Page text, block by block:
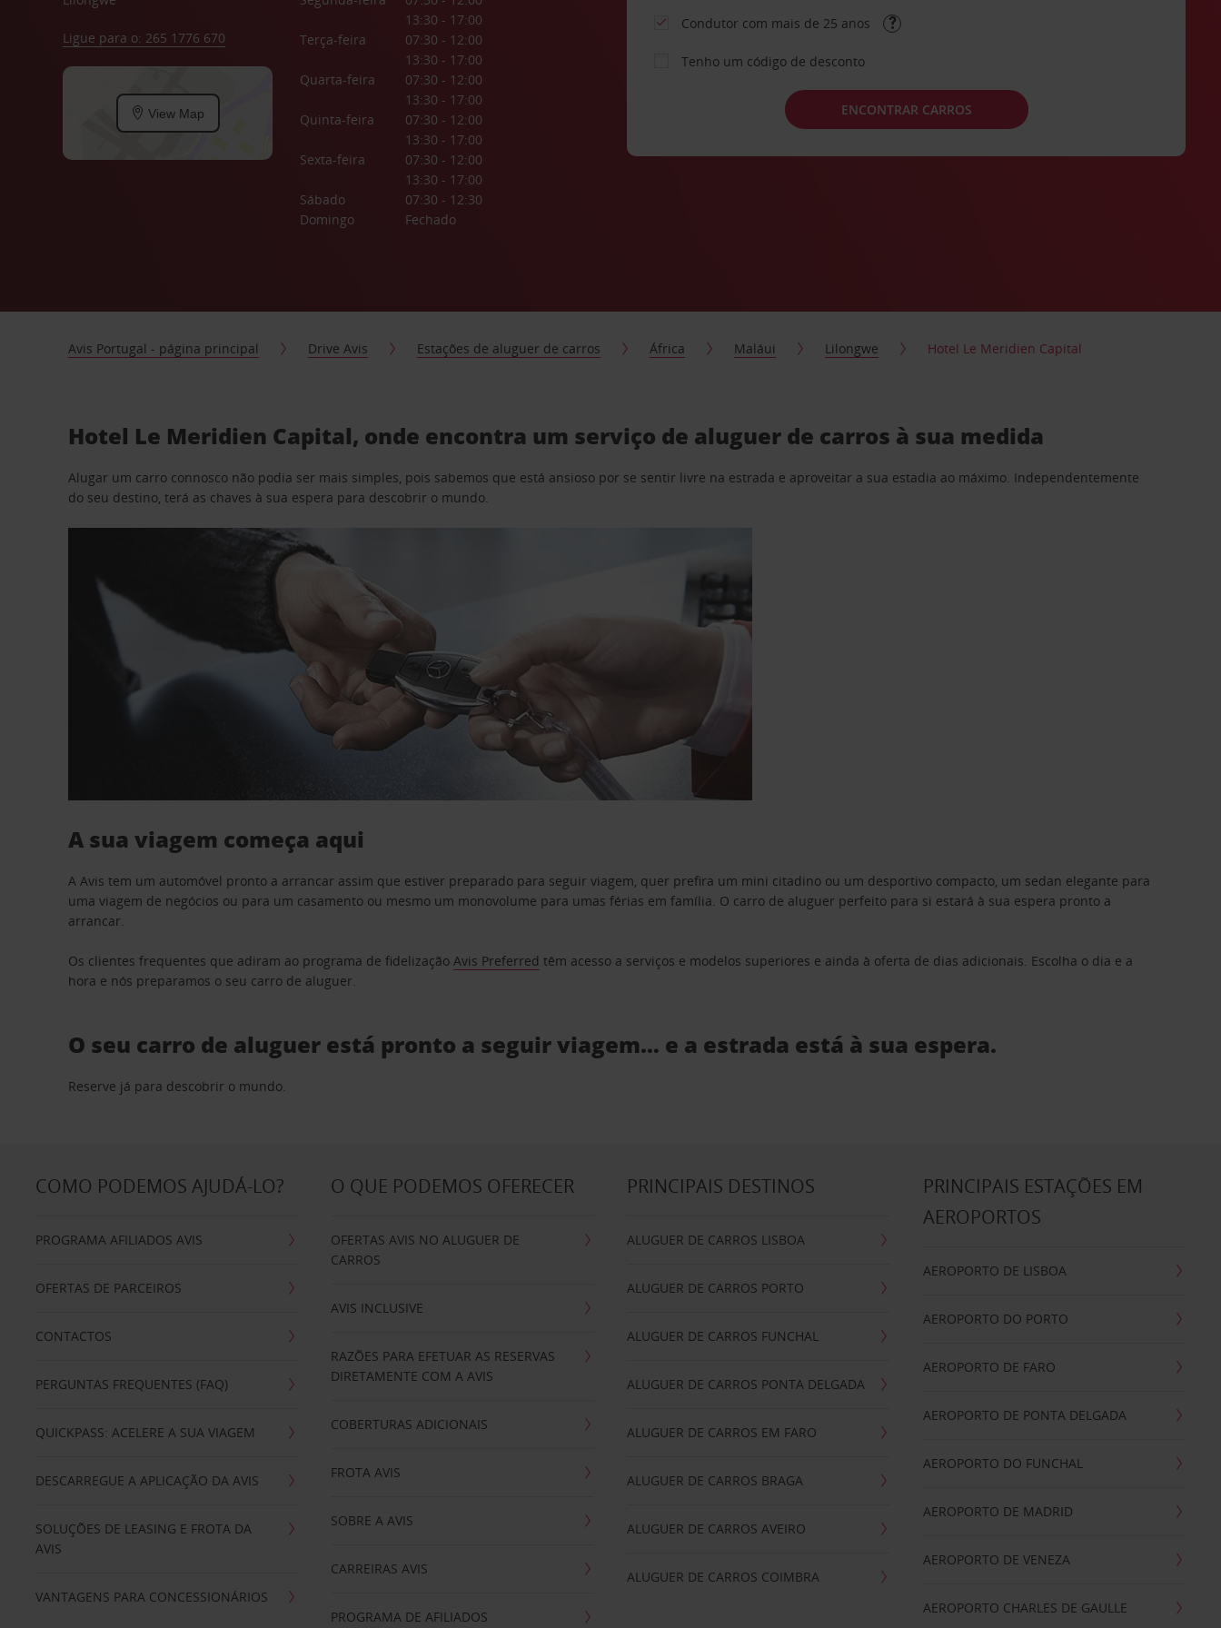
Ligue para o: 265 1776 670
View Map
13:30 - 17:00
Terça-feira
07:30 - 12:00
13:30 - 17:00
Quarta-feira
07:30 - 12:00
13:30 - 17:00
Quinta-feira
07:30 - 12:00
13:30 - 17:00
Sexta-feira
07:30 - 12:00
13:30 - 17:00
Sábado
07:30 - 12:30
Domingo
Fechado
Condutor com mais de 25 anos
Tenho um código de desconto
ENCONTRAR CARROS
Avis Portugal - página principal Drive Avis Estações de aluguer de carros África Maláui Lilongwe Hotel Le Meridien Capital
Hotel Le Meridien Capital, onde encontra um serviço de aluguer de carros à sua medida
Alugar um carro connosco não podia ser mais simples, pois sabemos que está ansioso por se sentir livre na estrada e aproveitar a sua estadia ao máximo. Independentemente
do seu destino, terá as chaves à sua espera para descobrir o mundo.
A sua viagem começa aqui
A Avis tem um automóvel pronto a arrancar assim que estiver preparado para seguir viagem, quer prefira um mini citadino ou um desportivo compacto, um sedan elegante para
uma viagem de negócios ou para um casamento ou mesmo um monovolume para umas férias em família. O carro de aluguer perfeito para si estará à sua espera pronto a
arrancar.
Os clientes frequentes que adiram ao programa de fidelizaçãoAvis Preferred têm acesso a serviços e modelos superiores e ainda à oferta de dias adicionais. Escolha o dia e a
hora e nós preparamos o seu carro de aluguer.
O seu carro de aluguer está pronto a seguir viagem… e a estrada está à sua espera.
Reserve já para descobrir o mundo.
COMO PODEMOS AJUDÁ-LO?
PROGRAMA AFILIADOS AVIS
OFERTAS DE PARCEIROS
CONTACTOS
PERGUNTAS FREQUENTES (FAQ)
QUICKPASS: ACELERE A SUA VIAGEM
DESCARREGUE A APLICAÇÃO DA AVIS
SOLUÇÕES DE LEASING E FROTA DA
AVIS
VANTAGENS PARA CONCESSIONÁRIOS
O QUE PODEMOS OFERECER
OFERTAS AVIS NO ALUGUER DE
CARROS
AVIS INCLUSIVE
RAZÕES PARA EFETUAR AS RESERVAS
DIRETAMENTE COM A AVIS
COBERTURAS ADICIONAIS
FROTA AVIS
SOBRE A AVIS
CARREIRAS AVIS
PROGRAMA DE AFILIADOS
PRINCIPAIS DESTINOS
ALUGUER DE CARROS LISBOA
ALUGUER DE CARROS PORTO
ALUGUER DE CARROS FUNCHAL
ALUGUER DE CARROS PONTA DELGADA
ALUGUER DE CARROS EM FARO
ALUGUER DE CARROS BRAGA
ALUGUER DE CARROS AVEIRO
ALUGUER DE CARROS COIMBRA
PRINCIPAIS ESTAÇÕES EM
AEROPORTOS
AEROPORTO DE LISBOA
AEROPORTO DO PORTO
AEROPORTO DE FARO
AEROPORTO DE PONTA DELGADA
AEROPORTO DO FUNCHAL
AEROPORTO DE MADRID
AEROPORTO DE VENEZA
AEROPORTO CHARLES DE GAULLE